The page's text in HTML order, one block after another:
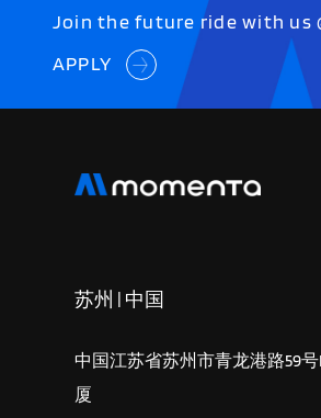
Join the future ride with us
APPLY
苏州 | 中国
中国江苏省苏州市青龙港路59
厦